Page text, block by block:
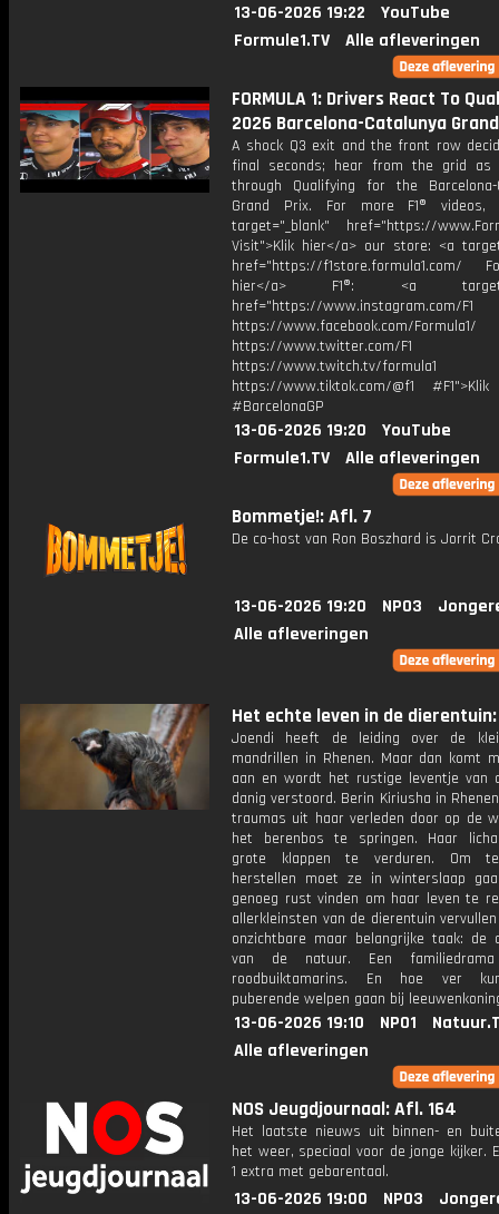
13-06-2026 19:22
YouTube
Formule1.TV
Alle afleveringen
FORMULA 1: Drivers React To
2026 Barcelona-Catalunya
A shock Q3 exit and the front row
final seconds; hear from the grid as
through Qualifying for the Barcelona-
Grand Prix. For more F1®
target="_blank" href="https://
Visit">Klik hier</a> our store: <a
href="https://f1store.formula1.com/
hier</a> F1®: <a
href="https://www.instagram.com/F1
https://www.facebook.com/Formula1/
https://www.twitter.com/F1
https://www.twitch.tv/formula1
https://www.tiktok.com/@f1
#BarcelonaGP
13-06-2026 19:20
YouTube
Formule1.TV
Alle afleveringen
Bommetje!: Afl. 7
De co-host van Ron Boszhard is Jorrit
13-06-2026 19:20 NPO3
Alle afleveringen
Het echte leven in de
Joendi heeft de leiding over de
mandrillen in Rhenen. Maar dan komt
aan en wordt het rustige leventje van
danig verstoord. Berin Kiriusha in
traumas uit haar verleden door op de
het berenbos te springen. Haar
grote klappen te verduren. Om
herstellen moet ze in winterslaap
genoeg rust vinden om haar leven te
allerkleinsten van de dierentuin
onzichtbare maar belangrijke taak: de
van de natuur. Een
roodbuiktamarins. En hoe ver
puberende welpen gaan bij
13-06-2026 19:10 NPO1
Alle afleveringen
NOS Jeugdjournaal: Afl. 164
Het laatste nieuws uit binnen- en
het weer, speciaal voor de jonge kijker.
1 extra met gebarentaal.
13-06-2026 19:00 NPO3